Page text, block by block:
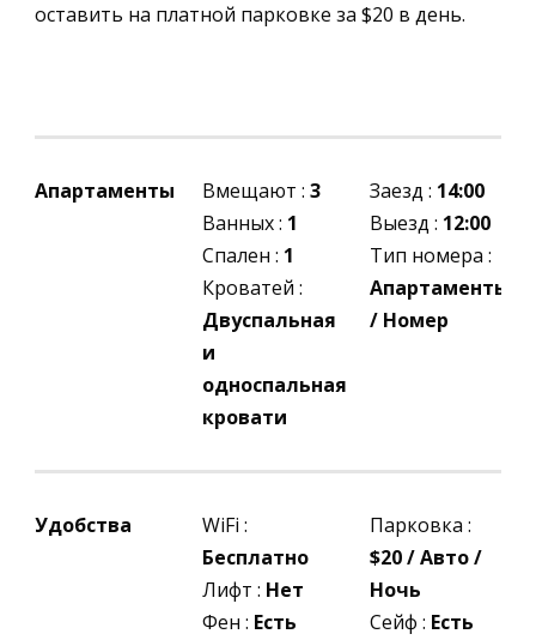
оставить на платной парковке за $20 в день.
Апартаменты Вмещают : 3
Ванных : 1
Спален : 1
Кроватей :
Двуспальная
и
односпальная
кровати
Заезд : 14:00
Выезд : 12:00
Тип номера :
Апартаменты
/ Номер
Удобства
WiFi :
Бесплатно
Лифт : Нет
Фен : Есть
Парковка :
$20 / Авто /
Ночь
Сейф : Есть